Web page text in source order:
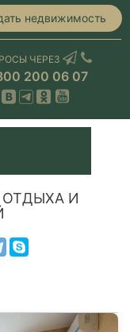
недвижимость
ЧЕРЕЗ
200 06 07
И